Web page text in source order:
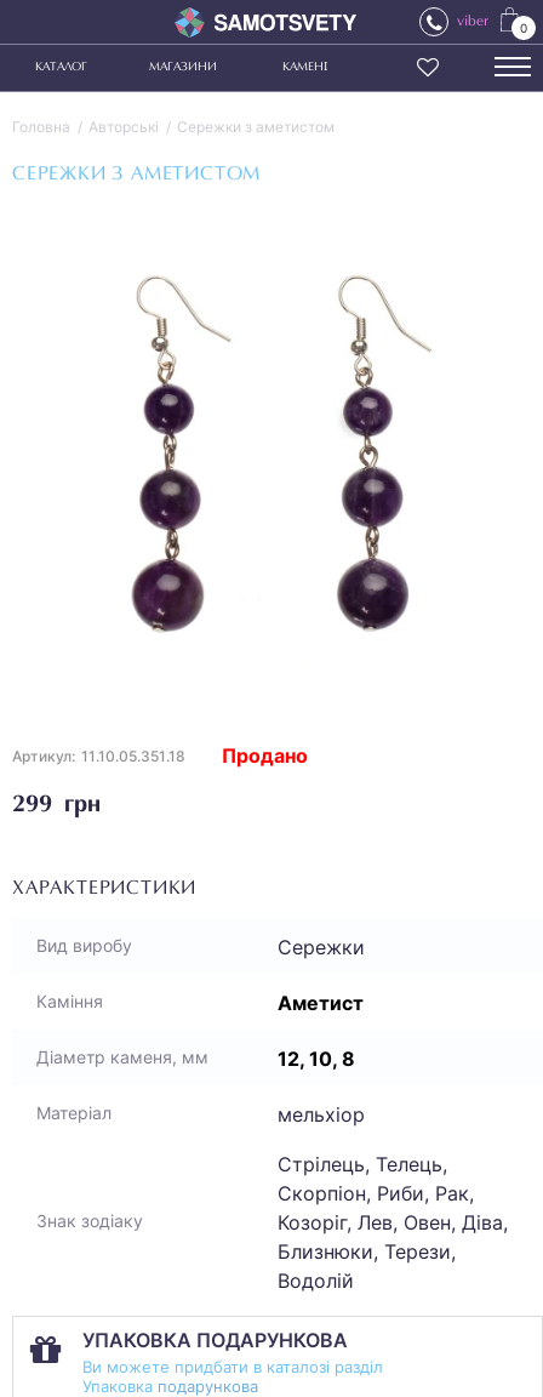
viber 0
КАТАЛОГ МАГАЗИНИ КАМЕНІ
Головна Авторські Сережки з аметистом
СЕРЕЖКИ З АМЕТИСТОМ
Артикул: 11.10.05.351.18
299 грн
Продано
ХАРАКТЕРИСТИКИ
Вид виробу Сережки
Каміння Аметист
Діаметр каменя, мм 12, 10, 8
Матеріал мельхіор
Знак зодіаку
Стрілець, Телець,
Скорпіон, Риби, Рак,
Козоріг, Лев, Овен, Діва,
Близнюки, Терези,
Водолій
УПАКОВКА ПОДАРУНКОВА
Ви можете придбати в каталозі разділ
Упаковка подарункова